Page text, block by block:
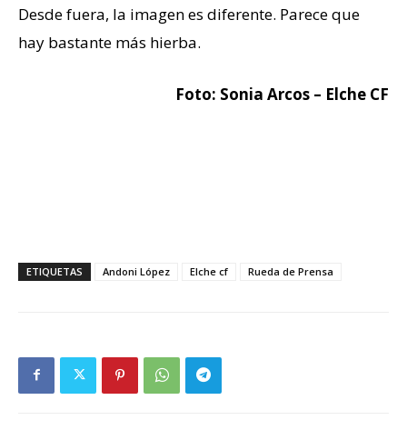
Desde fuera, la imagen es diferente. Parece que
hay bastante más hierba.
Foto: Sonia Arcos – Elche CF
ETIQUETAS Andoni López Elche cf Rueda de Prensa